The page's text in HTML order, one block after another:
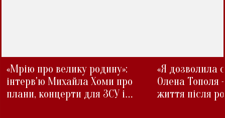
«Мрію про велику родину»:
інтерв'ю Михайла Хоми про
плани, концерти для ЗСУ і
«Я дозволила
Олена Тополя
життя після